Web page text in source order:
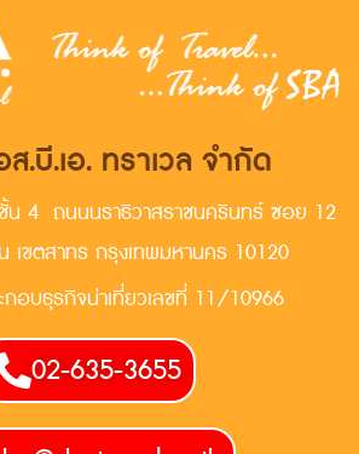
.บี.เอ. ทราเวล จำกัด
น 4 ถนนนราธิวาสราชนครินทร์ ซอย 12
เขตสาทร กรุงเทพมหานคร 10120
อบธุรกิจน่าเที่ยวเลขที่ 11/10966
02-635-3655